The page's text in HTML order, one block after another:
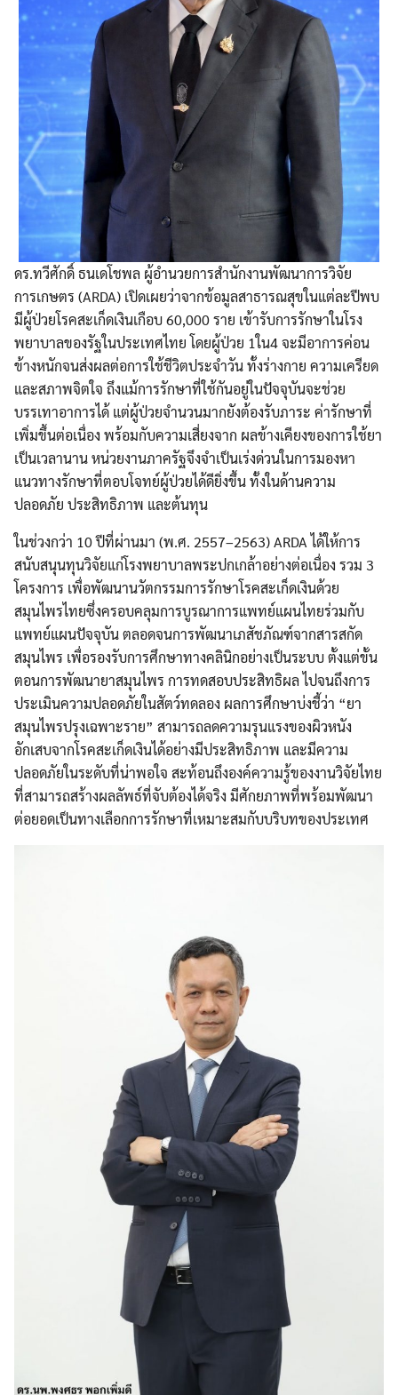
ดร.ทวีศักดิ์ ธนเดโชพล ผู้อำนวยการสำนักงานพัฒนาการวิจัย
การเกษตร (ARDA) เปิดเผยว่าจากข้อมูลสาธารณสุขในแต่ละปีพบ
มีผู้ป่วยโรคสะเก็ดเงินเกือบ 60,000 ราย เข้ารับการรักษาในโรง
พยาบาลของรัฐในประเทศไทย โดยผู้ป่วย 1ใน4 จะมีอาการค่อน
ข้างหนักจนส่งผลต่อการใช้ชีวิตประจำวัน ทั้งร่างกาย ความเครียด
และสภาพจิตใจ ถึงแม้การรักษาที่ใช้กันอยู่ในปัจจุบันจะช่วย
บรรเทาอาการได้ แต่ผู้ป่วยจำนวนมากยังต้องรับภาระ ค่ารักษาที่
เพิ่มขึ้นต่อเนื่อง พร้อมกับความเสี่ยงจาก ผลข้างเคียงของการใช้ยา
เป็นเวลานาน หน่วยงานภาครัฐจึงจำเป็นเร่งด่วนในการมองหา
แนวทางรักษาที่ตอบโจทย์ผู้ป่วยได้ดียิ่งขึ้น ทั้งในด้านความ
ปลอดภัย ประสิทธิภาพ และต้นทุน
ในช่วงกว่า 10 ปีที่ผ่านมา (พ.ศ. 2557–2563) ARDA ได้ให้การ
สนับสนุนทุนวิจัยแก่โรงพยาบาลพระปกเกล้าอย่างต่อเนื่อง รวม 3
โครงการ เพื่อพัฒนานวัตกรรมการรักษาโรคสะเก็ดเงินด้วย
สมุนไพรไทยซึ่งครอบคลุมการบูรณาการแพทย์แผนไทยร่วมกับ
แพทย์แผนปัจจุบัน ตลอดจนการพัฒนาเภสัชภัณฑ์จากสารสกัด
สมุนไพร เพื่อรองรับการศึกษาทางคลินิกอย่างเป็นระบบ ตั้งแต่ขั้น
ตอนการพัฒนายาสมุนไพร การทดสอบประสิทธิผล ไปจนถึงการ
ประเมินความปลอดภัยในสัตว์ทดลอง ผลการศึกษาบ่งชี้ว่า “ยา
สมุนไพรปรุงเฉพาะราย” สามารถลดความรุนแรงของผิวหนัง
อักเสบจากโรคสะเก็ดเงินได้อย่างมีประสิทธิภาพ และมีความ
ปลอดภัยในระดับที่น่าพอใจ สะท้อนถึงองค์ความรู้ของงานวิจัยไทย
ที่สามารถสร้างผลลัพธ์ที่จับต้องได้จริง มีศักยภาพที่พร้อมพัฒนา
ต่อยอดเป็นทางเลือกการรักษาที่เหมาะสมกับบริบทของประเทศ